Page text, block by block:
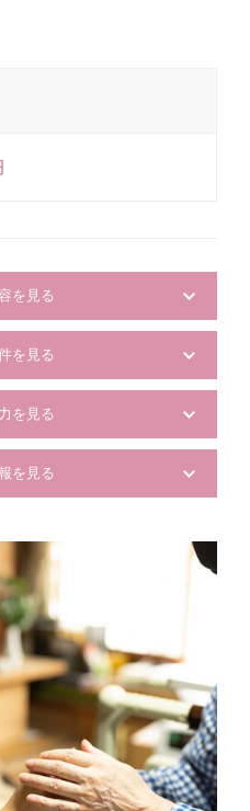
を見る
を見る
を見る
を見る